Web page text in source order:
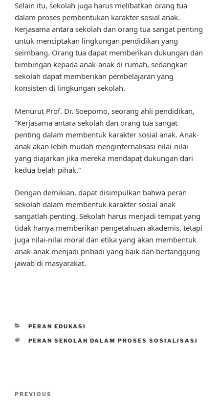
Selain itu, sekolah juga harus melibatkan orang tua
dalam proses pembentukan karakter sosial anak.
Kerjasama antara sekolah dan orang tua sangat penting
untuk menciptakan lingkungan pendidikan yang
seimbang. Orang tua dapat memberikan dukungan dan
bimbingan kepada anak-anak di rumah, sedangkan
sekolah dapat memberikan pembelajaran yang
konsisten di lingkungan sekolah.
Menurut Prof. Dr. Soepomo, seorang ahli pendidikan,
“Kerjasama antara sekolah dan orang tua sangat
penting dalam membentuk karakter sosial anak. Anak-
anak akan lebih mudah menginternalisasi nilai-nilai
yang diajarkan jika mereka mendapat dukungan dari
kedua belah pihak.”
Dengan demikian, dapat disimpulkan bahwa peran
sekolah dalam membentuk karakter sosial anak
sangatlah penting. Sekolah harus menjadi tempat yang
tidak hanya memberikan pengetahuan akademis, tetapi
juga nilai-nilai moral dan etika yang akan membentuk
anak-anak menjadi pribadi yang baik dan bertanggung
jawab di masyarakat.
CATEGORIES
PERAN EDUKASI
TAGS
PERAN SEKOLAH DALAM PROSES SOSIALISASI
Previous
PREVIOUS